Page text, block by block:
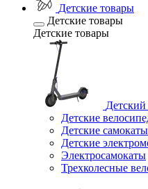
Детские товары
Детские товары
Детские товары
Детские
Детские самокаты
Детские
Электросамокаты
Трехколесные